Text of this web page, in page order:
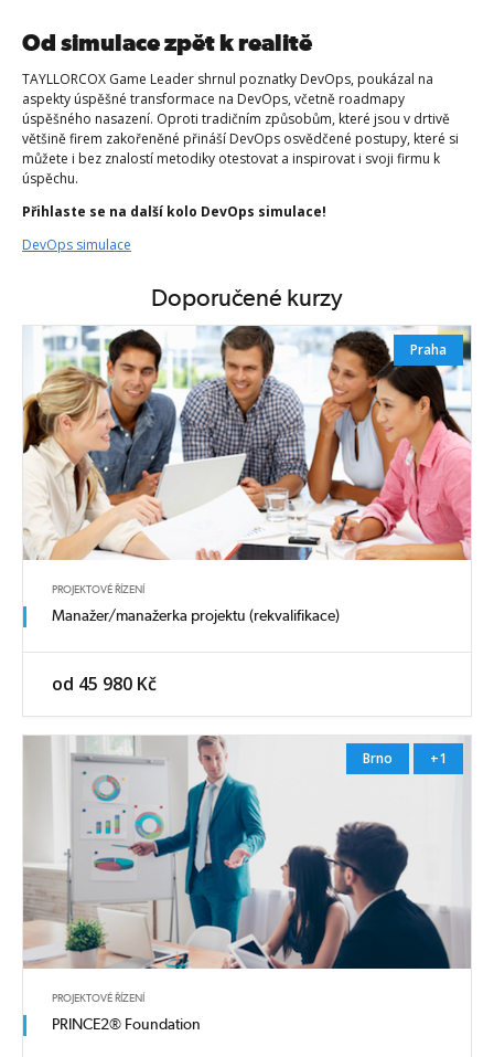
Od simulace zpět k realitě
TAYLLORCOX Game Leader shrnul poznatky DevOps, poukázal na
aspekty úspěšné transformace na DevOps, včetně roadmapy
úspěšného nasazení. Oproti tradičním způsobům, které jsou v drtivě
většině firem zakořeněné přináší DevOps osvědčené postupy, které si
můžete i bez znalostí metodiky otestovat a inspirovat i svoji firmu k
úspěchu.
Přihlaste se na další kolo DevOps simulace!
DevOps simulace
Doporučené kurzy
Praha
PROJEKTOVÉ ŘÍZENÍ
Manažer/manažerka projektu (rekvalifikace)
od 45 980 Kč
Brno +1
PROJEKTOVÉ ŘÍZENÍ
PRINCE2® Foundation